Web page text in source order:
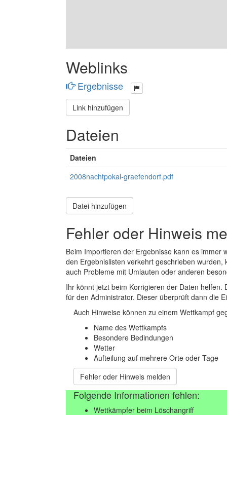
Weblinks
Ergebnisse
Link hinzufügen
Dateien
Dateien
2008nachtpokal-graefendorf.pdf
Datei hinzufügen
Fehler oder Hinweis
Beim Importieren der Ergebnisse kann es
den Ergebnislisten verkehrt geschrieben
auch Probleme mit Umlauten oder anderen
Ihr könnt jetzt beim Korrigieren der Daten
für den Administrator. Dieser überprüft dann die
Auch Hinweise können zu einem Wettkampf
Name des Wettkampfs
Besondere Bedindungen
Wetter
Aufteilung auf mehrere Orte oder Tage
Fehler oder Hinweis melden
Folgende Informationen fehlen:
Wettkämpfer beim Löschangriff